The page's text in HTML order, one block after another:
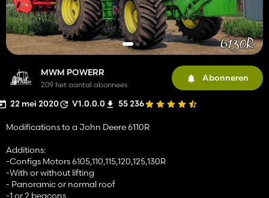
MWM POWERR
209 het aantal abonnees
Abonneren
22 mei 2020 V1.0.0.0 55 236
Modifications to a John Deere 6110R
Additions:
-Configs Motors 6105,110,115,120,125,130R
-With or without lifting
- Panoramic or normal roof
-1 or 2 beacons